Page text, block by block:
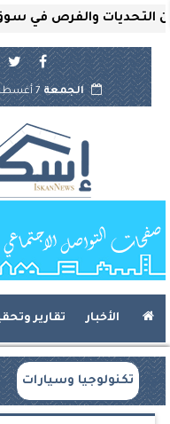
والفرص في سوق
الجمعة
الأخبار تقارير
تكنولوجيا وسيارات